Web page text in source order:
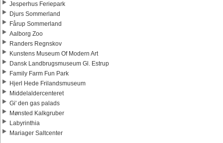
Jesperhus Feriepark
Djurs Sommerland
Fårup Sommerland
Aalborg Zoo
Randers Regnskov
Kunstens Museum Of Modern Art
Dansk Landbrugsmuseum Gl. Estrup
Family Farm Fun Park
Hjerl Hede Frilandsmuseum
Middelaldercenteret
Gi' den gas palads
Mønsted Kalkgruber
Labyrinthia
Mariager Saltcenter